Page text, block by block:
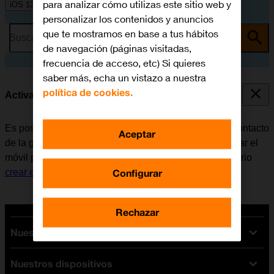
iOS 13.1
Busca por problema o tema
Activar o desactivar la notificación de llamadas
Es posible configurar el móvil para que anuncie qué contacto
de la guía está llamando al teléfono. Antes de configurar el
móvil para que diga el nombre del contacto, es necesario
crear el contacto en la guía.
Nuestras tarifas
Tarifas Orange
Nuestros dispositivos
para analizar cómo utilizas este sitio web y
personalizar los contenidos y anuncios
que te mostramos en base a tus hábitos
de navegación (páginas visitadas,
frecuencia de acceso, etc) Si quieres
saber más, echa un vistazo a nuestra
política de cookies.
Configurar
Rechazar
Aceptar